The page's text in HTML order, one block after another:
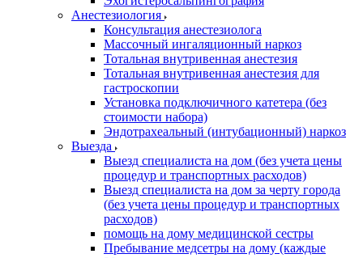
Анестезиология
Консультация анестезиолога
Массочный ингаляционный наркоз
Тотальная внутривенная анестезия
Тотальная внутривенная анестезия для
гастроскопии
Установка подключичного катетера (без
стоимости набора)
Эндотрахеальный (интубационный) наркоз
Выезда
Выезд специалиста на дом (без учета цены
процедур и транспортных расходов)
Выезд специалиста на дом за черту города
(без учета цены процедур и транспортных
расходов)
помощь на дому медицинской сестры
Пребывание медсетры на дому (каждые